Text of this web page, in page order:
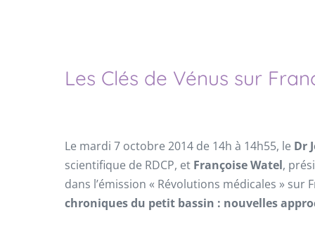
Les Clés de Vénus sur
Le mardi 7 octobre 2014 de 14h à 14h55, le Dr
scientifique de RDCP, et Françoise Watel,
dans l’émission « Révolutions médicales » sur
chroniques du petit bassin : nouvelles